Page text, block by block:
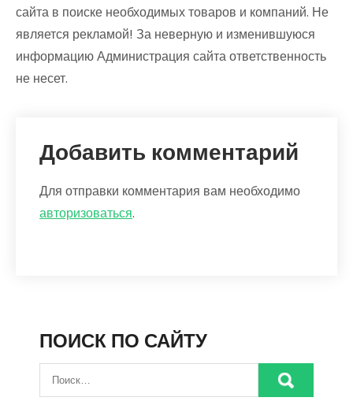
сайта в поиске необходимых товаров и компаний. Не
является рекламой! За неверную и изменившуюся
информацию Администрация сайта ответственность
не несет.
Добавить комментарий
Для отправки комментария вам необходимо
авторизоваться.
ПОИСК ПО САЙТУ